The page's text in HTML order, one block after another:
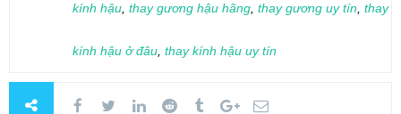
kính hậu thay gương hậu hãng thay gương uy tín thay
kính hậu ở đâu thay kính hậu uy tín